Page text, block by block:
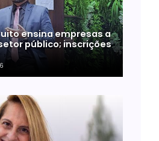
ensina empresas a
público; inscrições